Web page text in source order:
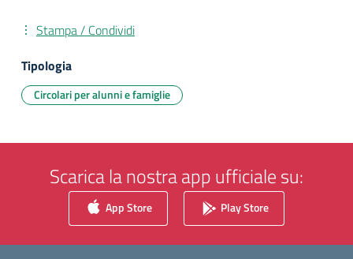
Stampa / Condividi
Tipologia
Circolari per alunni e famiglie
Scarica la nostra app ufficiale su:
App Store Play Store